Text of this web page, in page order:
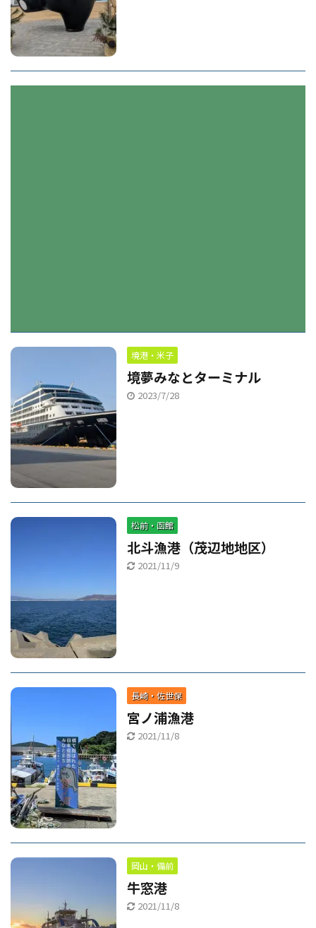
境港・米子
境夢みなとターミナル
2023/7/28
松前・函館
北斗漁港（茂辺地地区）
2021/11/9
長崎・佐世保
宮ノ浦漁港
2021/11/8
岡山・備前
牛窓港
2021/11/8